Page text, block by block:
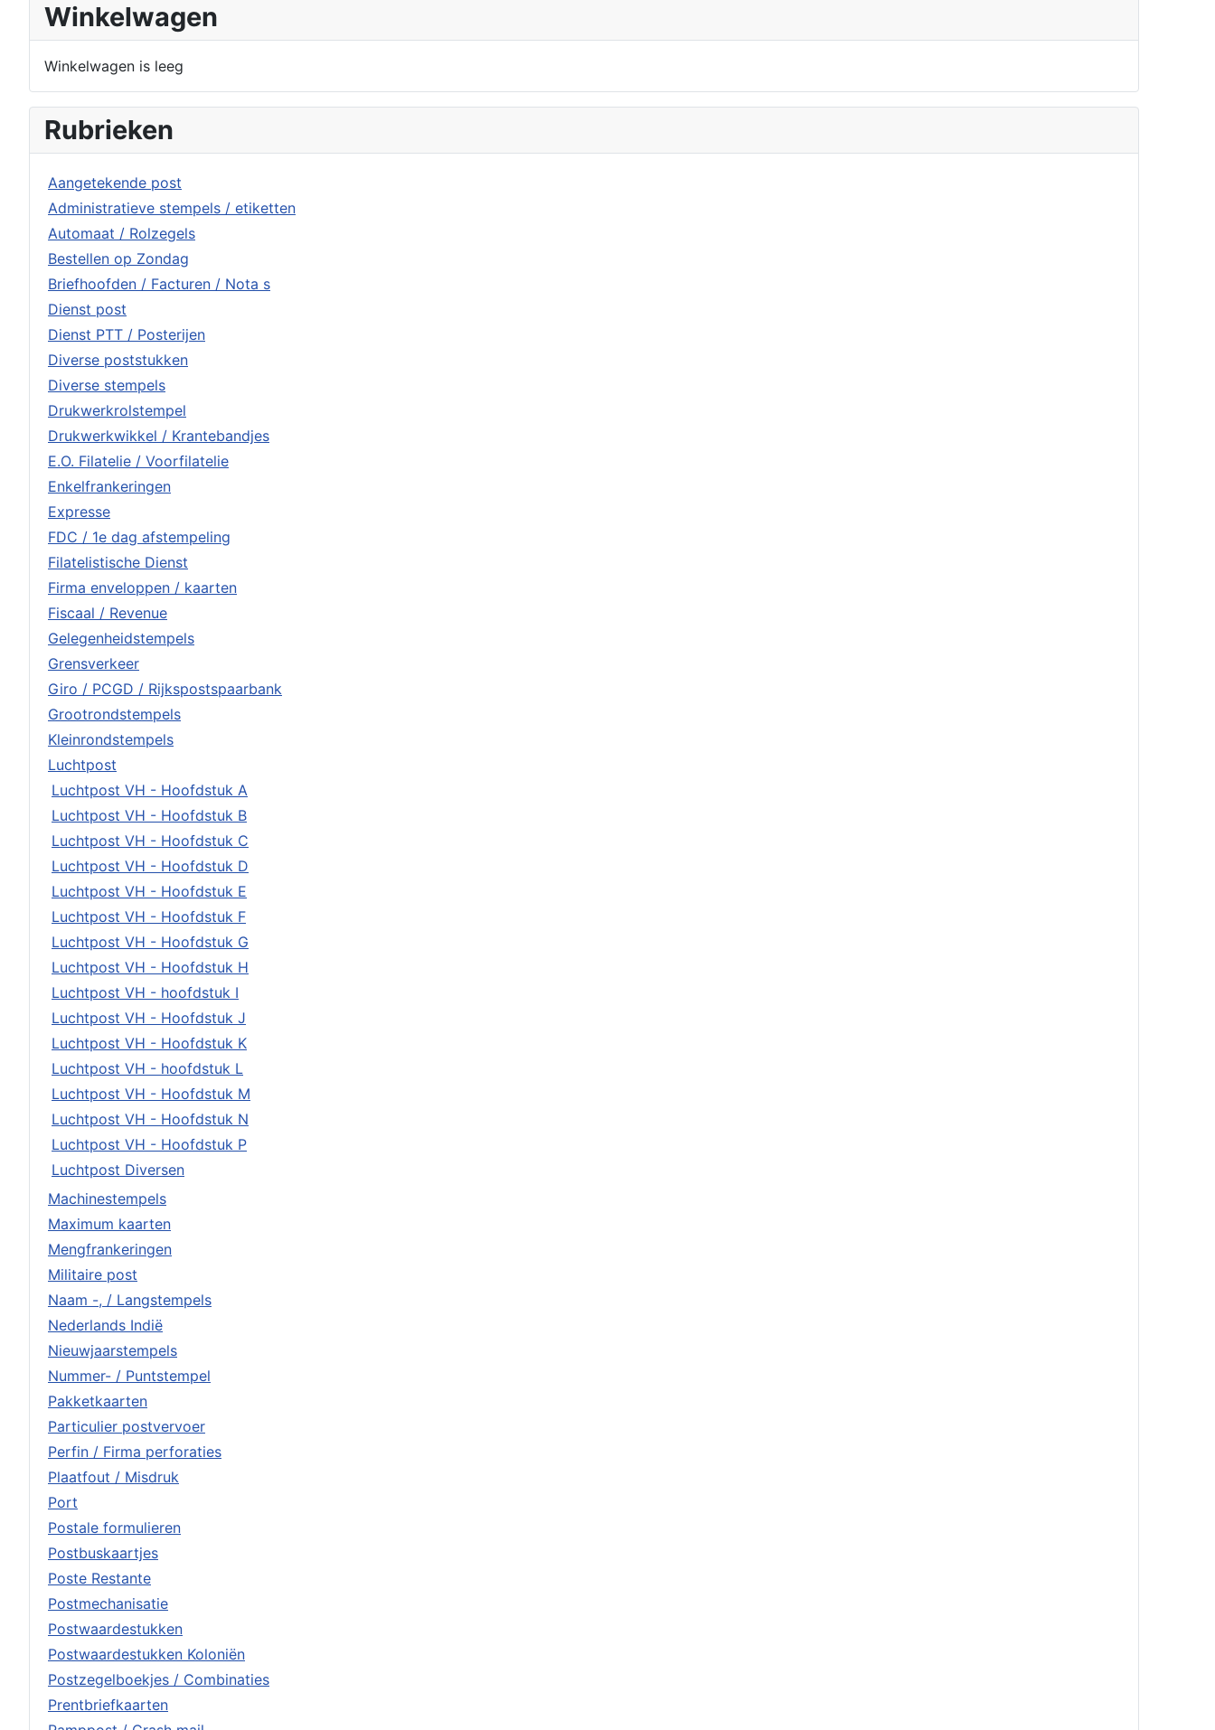
Winkelwagen
Winkelwagen is leeg
Rubrieken
Aangetekende post
Administratieve stempels / etiketten
Automaat / Rolzegels
Bestellen op Zondag
Briefhoofden / Facturen / Nota s
Dienst post
Dienst PTT / Posterijen
Diverse poststukken
Diverse stempels
Drukwerkrolstempel
Drukwerkwikkel / Krantebandjes
E.O. Filatelie / Voorfilatelie
Enkelfrankeringen
Expresse
FDC / 1e dag afstempeling
Filatelistische Dienst
Firma enveloppen / kaarten
Fiscaal / Revenue
Gelegenheidstempels
Grensverkeer
Giro / PCGD / Rijkspostspaarbank
Grootrondstempels
Kleinrondstempels
Luchtpost
Luchtpost VH - Hoofdstuk A
Luchtpost VH - Hoofdstuk B
Luchtpost VH - Hoofdstuk C
Luchtpost VH - Hoofdstuk D
Luchtpost VH - Hoofdstuk E
Luchtpost VH - Hoofdstuk F
Luchtpost VH - Hoofdstuk G
Luchtpost VH - Hoofdstuk H
Luchtpost VH - hoofdstuk I
Luchtpost VH - Hoofdstuk J
Luchtpost VH - Hoofdstuk K
Luchtpost VH - hoofdstuk L
Luchtpost VH - Hoofdstuk M
Luchtpost VH - Hoofdstuk N
Luchtpost VH - Hoofdstuk P
Luchtpost Diversen
Machinestempels
Maximum kaarten
Mengfrankeringen
Militaire post
Naam -, / Langstempels
Nederlands Indië
Nieuwjaarstempels
Nummer- / Puntstempel
Pakketkaarten
Particulier postvervoer
Perfin / Firma perforaties
Plaatfout / Misdruk
Port
Postale formulieren
Postbuskaartjes
Poste Restante
Postmechanisatie
Postwaardestukken
Postwaardestukken Koloniën
Postzegelboekjes / Combinaties
Prentbriefkaarten